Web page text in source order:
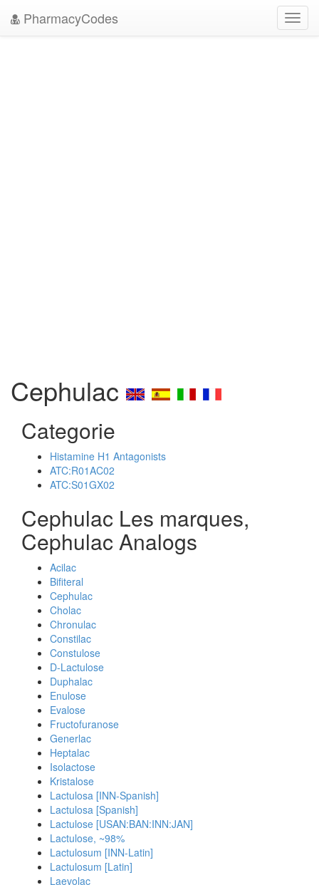
PharmacyCodes
Cephulac
Categorie
Histamine H1 Antagonists
ATC:R01AC02
ATC:S01GX02
Cephulac Les marques,
Cephulac Analogs
Acilac
Bifiteral
Cephulac
Cholac
Chronulac
Constilac
Constulose
D-Lactulose
Duphalac
Enulose
Evalose
Fructofuranose
Generlac
Heptalac
Isolactose
Kristalose
Lactulosa [INN-Spanish]
Lactulosa [Spanish]
Lactulose [USAN:BAN:INN:JAN]
Lactulose, ~98%
Lactulosum [INN-Latin]
Lactulosum [Latin]
Laevolac